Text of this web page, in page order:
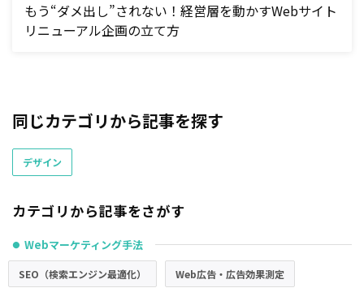
もう“ダメ出し”されない！経営層を動かすWebサイト
リニューアル企画の立て方
同じカテゴリから記事を探す
デザイン
カテゴリから記事をさがす
● Webマーケティング手法
SEO（検索エンジン最適化） Web広告・広告効果測定